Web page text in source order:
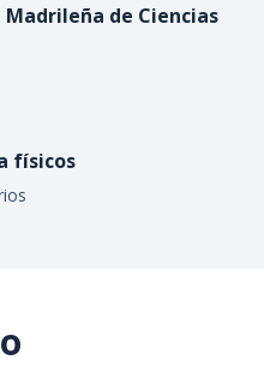
de Ciencias
físicos